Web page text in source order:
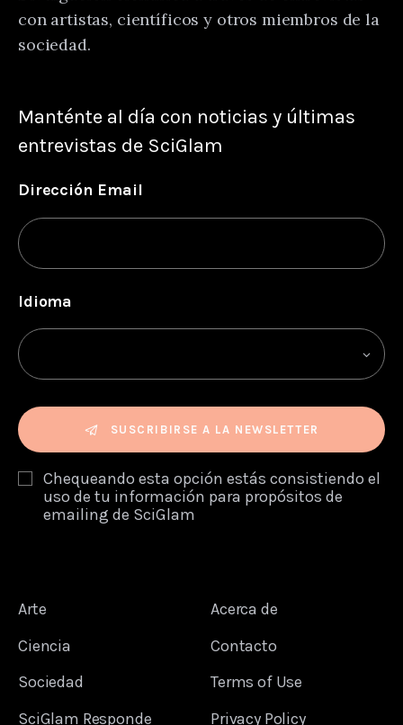
con artistas, científicos y otros miembros de la
sociedad.
Manténte al día con noticias y últimas
entrevistas de SciGlam
Dirección Email
Idioma
SUSCRIBIRSE A LA NEWSLETTER
Chequeando esta opción estás consistiendo el
uso de tu información para propósitos de
emailing de SciGlam
Arte
Ciencia
Sociedad
SciGlam Responde
Acerca de
Contacto
Terms of Use
Privacy Policy